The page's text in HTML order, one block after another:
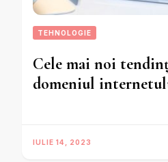
TEHNOLOGIE
Cele mai noi
domeniul
IULIE 14, 2023